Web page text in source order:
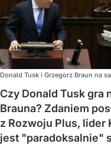
Donald Tusk i Grzegorz Braun na
Czy Donald Tusk gra
Brauna? Zdaniem
z Rozwoju Plus,
jest "paradoksalnie"